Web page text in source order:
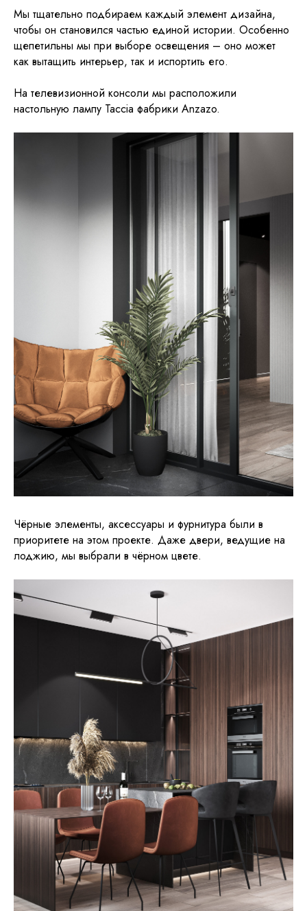
Мы тщательно подбираем каждый элемент дизайна,
чтобы он становился частью единой истории. Особенно
щепетильны мы при выборе освещения – оно может
как вытащить интерьер, так и испортить его.
На телевизионной консоли мы расположили
настольную лампу Taccia фабрики Anzazo.
Чёрные элементы, аксессуары и фурнитура были в
приоритете на этом проекте. Даже двери, ведущие на
лоджию, мы выбрали в чёрном цвете.